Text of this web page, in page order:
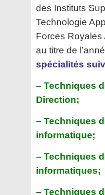
des Instituts
Technologie
Forces Royales
au titre de
spécialités
– Techniques
Direction;
– Techniques
informatique;
– Techniques
informatiques;
– Techniques